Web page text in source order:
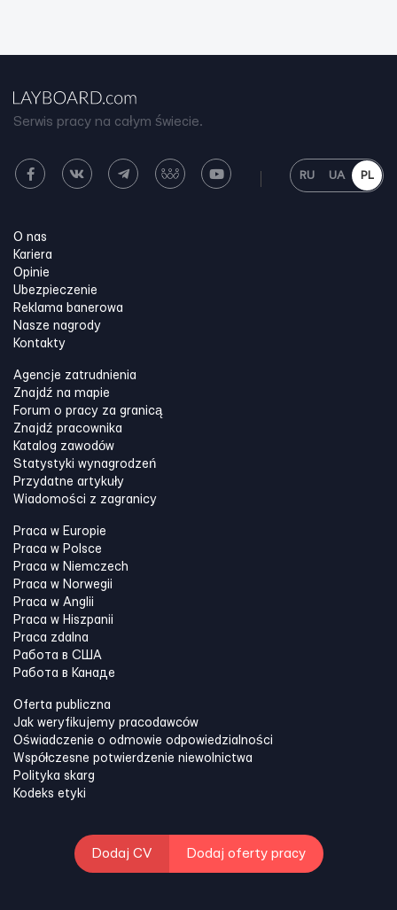
Serwis pracy na całym świecie.
RU UA PL
O nas
Kariera
Opinie
Ubezpieczenie
Reklama banerowa
Nasze nagrody
Kontakty
Agencje zatrudnienia
Znajdź na mapie
Forum o pracy za granicą
Znajdź pracownika
Katalog zawodów
Statystyki wynagrodzeń
Przydatne artykuły
Wiadomości z zagranicy
Praca w Europie
Praca w Polsce
Praca w Niemczech
Praca w Norwegii
Praca w Anglii
Praca w Hiszpanii
Praca zdalna
Работа в США
Работа в Канадe
Oferta publiczna
Jak weryfikujemy pracodawców
Oświadczenie o odmowie odpowiedzialności
Współczesne potwierdzenie niewolnictwa
Polityka skarg
Kodeks etyki
Dodaj CV Dodaj oferty pracy